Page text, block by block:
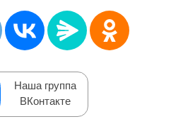
Наша группа
ВКонтакте